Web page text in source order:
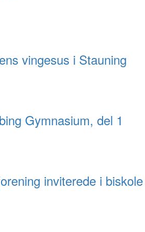
vingesus i Stauning
Gymnasium, del 1
inviterede i biskole